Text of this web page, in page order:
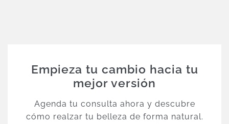
Empieza tu cambio hacia tu
mejor versión
Agenda tu consulta ahora y descubre
cómo realzar tu belleza de forma natural.